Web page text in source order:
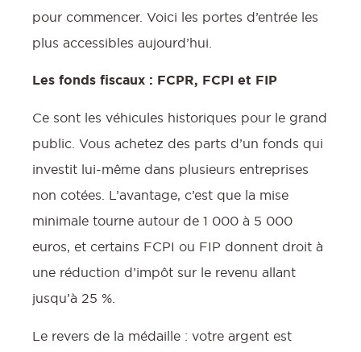
pour commencer. Voici les portes d’entrée les
plus accessibles aujourd’hui.
Les fonds fiscaux : FCPR, FCPI et FIP
Ce sont les véhicules historiques pour le grand
public. Vous achetez des parts d’un fonds qui
investit lui-même dans plusieurs entreprises
non cotées. L’avantage, c’est que la mise
minimale tourne autour de 1 000 à 5 000
euros, et certains FCPI ou FIP donnent droit à
une réduction d’impôt sur le revenu allant
jusqu’à 25 %.
Le revers de la médaille : votre argent est